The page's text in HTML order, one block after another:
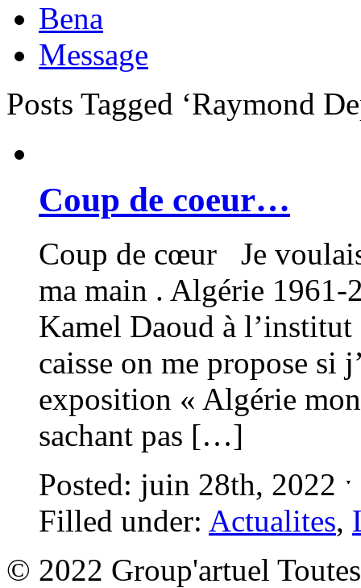
Bena
Message
Posts Tagged ‘Raymond
Coup de coeur…
Coup de cœur Je
ma main . Algérie 1961-
Kamel Daoud à
caisse on me propose si
exposition « Algérie
sachant pas […]
Posted: juin 28th, 2022
Filled under: Actualites,
© 2022 Group'artuel